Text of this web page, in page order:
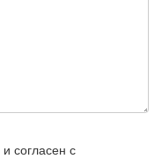
и согласен с